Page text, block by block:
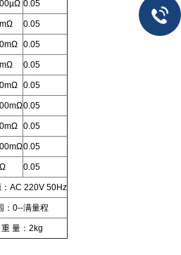
0.05
0.05
0.05
0.05
0.05
0.05
0.05
0.05
0.05
AC 220V 50Hz
：0--满量程
量：2kg